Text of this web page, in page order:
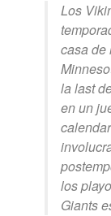
Los
casa de
la last
en un
los
Giants